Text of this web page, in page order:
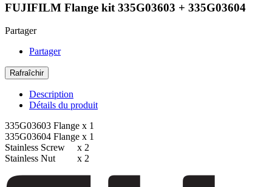
FUJIFILM Flange kit 335G03603 + 335G03604
Partager
Partager
Description
Détails du produit
335G03603 Flange x 1
335G03604 Flange x 1
Stainless Screw x 2
Stainless Nut x 2